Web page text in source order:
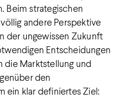
Beim strategischen
andere Perspektive
der ungewissen Zukunft
Entscheidungen
die Marktstellung und
den
ein klar definiertes Ziel: